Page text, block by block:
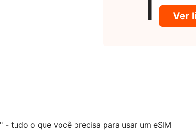
Ver
- tudo o que você precisa para usar um eSIM